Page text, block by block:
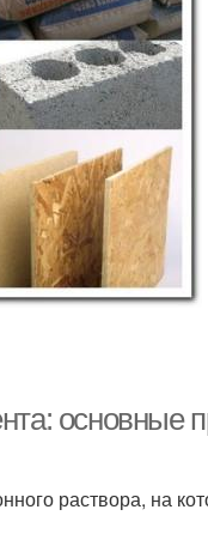
основные
раствора, на